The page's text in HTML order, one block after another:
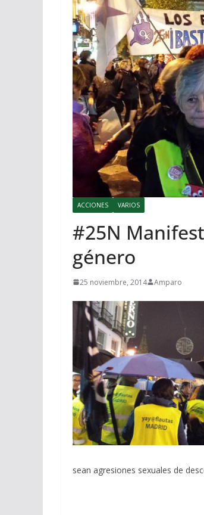
ACCIONES VARIOS
#25N
género
25 noviembre, 2014 Amparo
sean agresiones sexuales de